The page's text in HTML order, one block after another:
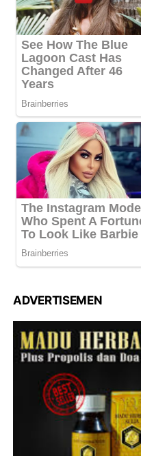
ADVERTISEMEN